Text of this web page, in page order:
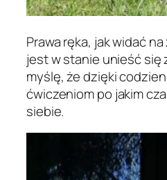
Prawa ręka, jak widać
jest w stanie unieść się
myślę, że dzięki
ćwiczeniom po jakim
siebie.